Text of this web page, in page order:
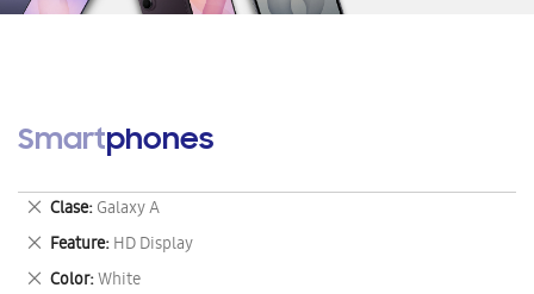
Smartphones
Clase Galaxy A
Eliminar
este
artículo
Feature HD Display
Eliminar
este
Color White
Eliminar